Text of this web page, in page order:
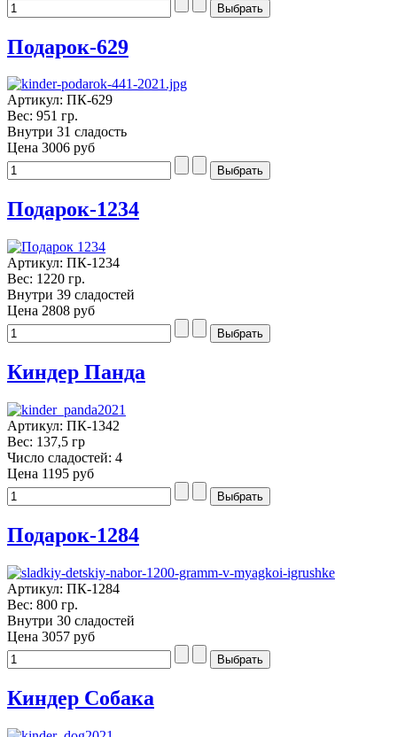
Подарок-629
Артикул: ПК-629
Вес: 951 гр.
Внутри 31 сладость
Цена 3006 руб
Подарок-1234
Артикул: ПК-1234
Вес: 1220 гр.
Внутри 39 сладостей
Цена 2808 руб
Киндер Панда
Артикул: ПК-1342
Вес: 137,5 гр
Число сладостей: 4
Цена 1195 руб
Подарок-1284
Артикул: ПК-1284
Вес: 800 гр.
Внутри 30 сладостей
Цена 3057 руб
Киндер Собака